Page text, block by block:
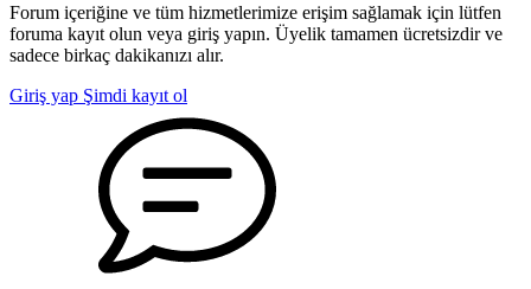
Forum içeriğine ve tüm hizmetlerimize erişim sağlamak için lütfen
foruma kayıt olun veya giriş yapın. Üyelik tamamen ücretsizdir ve
sadece birkaç dakikanızı alır.
Giriş yap Şimdi kayıt ol